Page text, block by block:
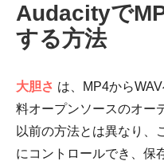
Audacityで
する方法
大胆さ は、MP4から
料オープンソースのオー
以前の方法とは異なり、
にコントロールでき、保